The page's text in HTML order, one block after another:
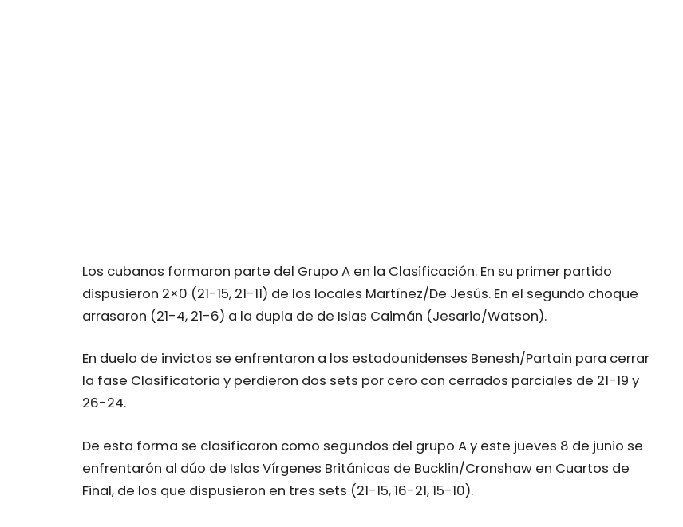
Los cubanos formaron parte del Grupo A en la Clasificación. En su primer partido
dispusieron 2×0 (21-15, 21-11) de los locales Martínez/De Jesús. En el segundo choque
arrasaron (21-4, 21-6) a la dupla de de Islas Caimán (Jesario/Watson).
En duelo de invictos se enfrentaron a los estadounidenses Benesh/Partain para cerrar
la fase Clasificatoria y perdieron dos sets por cero con cerrados parciales de 21-19 y
26-24.
De esta forma se clasificaron como segundos del grupo A y este jueves 8 de junio se
enfrentarón al dúo de Islas Vírgenes Británicas de Bucklin/Cronshaw en Cuartos de
Final, de los que dispusieron en tres sets (21-15, 16-21, 15-10).